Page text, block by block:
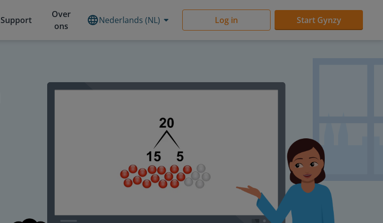
Support
Over
ons
Nederlands (NL) Log in Start Gynzy